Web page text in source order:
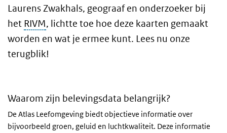
Laurens Zwakhals, geograaf en onderzoeker bij
het RIVM, lichtte toe hoe deze kaarten gemaakt
worden en wat je ermee kunt. Lees nu onze
terugblik!
Waarom zijn belevingsdata belangrijk?
De Atlas Leefomgeving biedt objectieve informatie over
bijvoorbeeld groen, geluid en luchtkwaliteit. Deze informatie